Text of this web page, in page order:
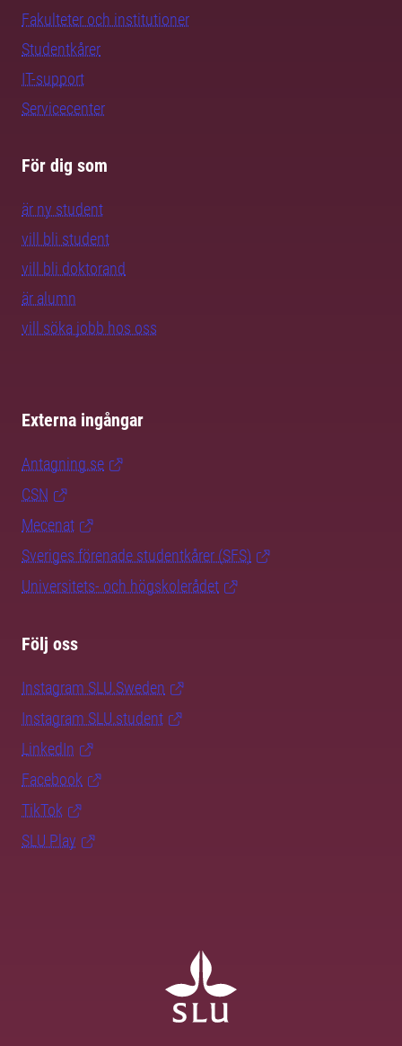
Fakulteter och institutioner
Studentkårer
IT-support
Servicecenter
För dig som
är ny student
vill bli student
vill bli doktorand
är alumn
vill söka jobb hos oss
Externa ingångar
Antagning.se
CSN
Mecenat
Sveriges förenade studentkårer (SFS)
Universitets- och högskolerådet
Följ oss
Instagram SLU.Sweden
Instagram SLU.student
LinkedIn
Facebook
TikTok
SLU Play